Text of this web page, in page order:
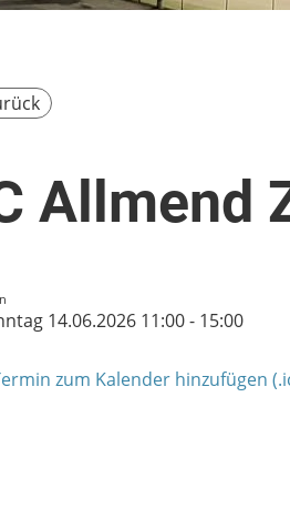
Allmend
14.06.2026 11:00 - 15:00
zum Kalender hinzufügen